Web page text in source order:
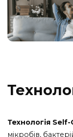
Технологія Self-
мікробів,